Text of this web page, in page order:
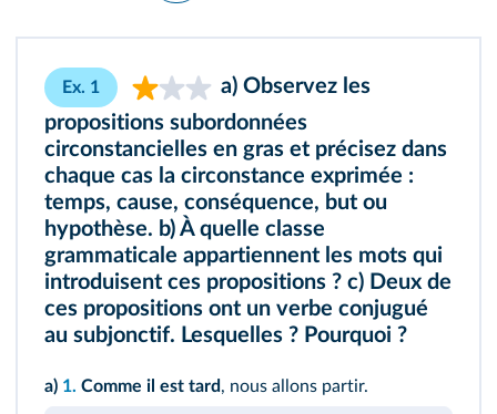
Ex. 1
a) Observez les
propositions subordonnées
circonstancielles en gras et précisez dans
chaque cas la circonstance exprimée :
temps, cause, conséquence, but ou
hypothèse. b) À quelle classe
grammaticale appartiennent les mots qui
introduisent ces propositions ? c) Deux de
ces propositions ont un verbe conjugué
au subjonctif. Lesquelles ? Pourquoi ?
a) 1. Comme il est tard, nous allons partir.